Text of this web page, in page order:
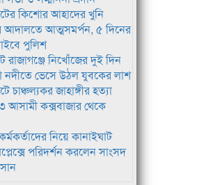
কিশোর আহাদের খুনি
আদালতে আত্মসমর্পন, ৫ দিনের
পুলিশ
রাজাগঞ্জে নিখোঁজের দুই দিন
নদীতে ভেসে উঠল যুবকের লাশ
চাঞ্চল্যকর জাহাঙ্গীর হত্যা
আসামী কক্সবাজার থেকে
নিয়ে কানাইঘাট
পরিদর্শন করলেন সাংসদ